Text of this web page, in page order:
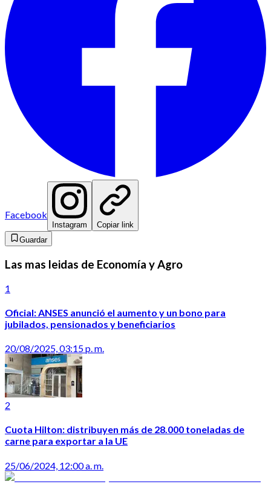
Facebook
Instagram
Copiar link
Guardar
Las mas leidas de Economía y Agro
1
Oficial: ANSES anunció el aumento y un bono para
jubilados, pensionados y beneficiarios
20/08/2025, 03:15 p. m.
2
Cuota Hilton: distribuyen más de 28.000 toneladas de
carne para exportar a la UE
25/06/2024, 12:00 a. m.